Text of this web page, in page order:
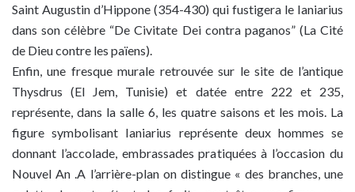
Saint Augustin d’Hippone (354-430) qui fustigera le Ianiarius
dans son célèbre “De Civitate Dei contra paganos” (La Cité
de Dieu contre les païens).
Enfin, une fresque murale retrouvée sur le site de l’antique
Thysdrus (El Jem, Tunisie) et datée entre 222 et 235,
représente, dans la salle 6, les quatre saisons et les mois. La
figure symbolisant Ianiarius représente deux hommes se
donnant l’accolade, embrassades pratiquées à l’occasion du
Nouvel An .A l’arrière-plan on distingue « des branches, une